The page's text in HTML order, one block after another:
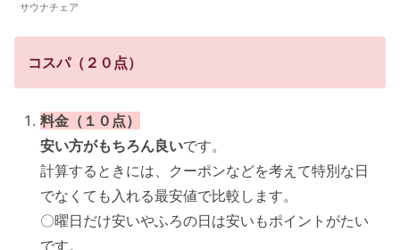
サウナチェア
コスパ（２０点）
料金（１０点）
安い方がもちろん良いです。
計算するときには、クーポンなどを考えて特別な日
でなくても入れる最安値で比較します。
〇曜日だけ安いやふろの日は安いもポイントがたい
です。